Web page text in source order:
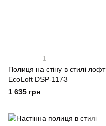
1
Полиця на стіну в стилі лофт
EcoLoft DSP-1173
1 635 грн